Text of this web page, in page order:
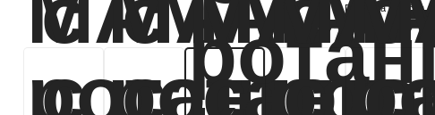
Подушка голубая